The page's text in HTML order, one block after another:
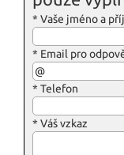
* Vaše jméno a
* Email pro
* Telefon
* Váš vzkaz